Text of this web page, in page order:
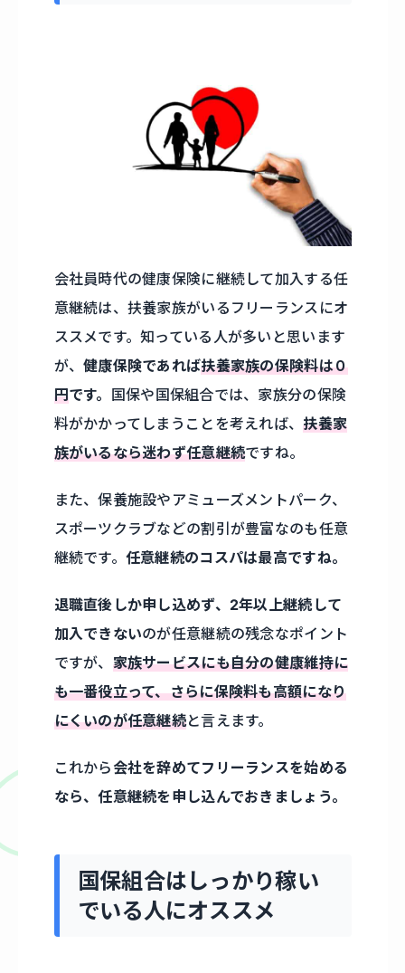
会社員時代の健康保険に継続して加入する任
意継続は、扶養家族がいるフリーランスにオ
ススメです。知っている人が多いと思います
が、健康保険であれば扶養家族の保険料は０
円です。
国保や国保組合では、家族分の保険
料がかかってしまうことを考えれば、扶養家
族がいるなら迷わず任意継続ですね。
また、保養施設やアミューズメントパーク、
スポーツクラブなどの割引が豊富なのも任意
継続です。 任意継続のコスパは最高ですね。
退職直後しか申し込めず、2年以上継続して
加入できないのが任意継続の残念なポイント
ですが、 家族サービスにも自分の健康維持に
も一番役立って、さらに保険料も高額になり
にくいのが任意継続と言えます。
これから 会社を辞めてフリーランスを始める
なら、任意継続を申し込んでおきましょう。
国保組合はしっかり稼い
でいる人にオススメ